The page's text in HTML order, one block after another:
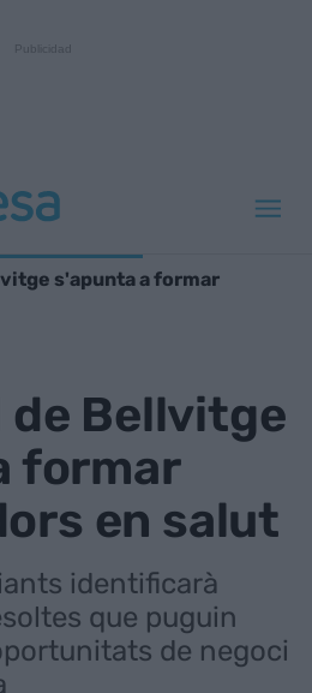
s'apunta a formar
de Bellvitge
formar
en salut
identificarà
que puguin
de negoci